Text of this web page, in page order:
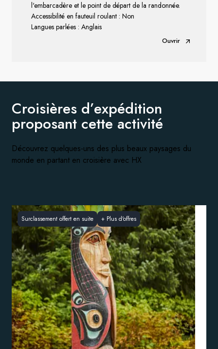
l'embarcadère et le point de départ de la randonnée.
Accessibilité en fauteuil roulant : Non
Langues parlées : Anglais
Ouvrir
Croisières d’expédition
proposant cette activité
Découvrez quelques-uns des plus beaux paysages du
monde en partant en croisière avec HX
Surclassement offert en suite + Plus d'offres